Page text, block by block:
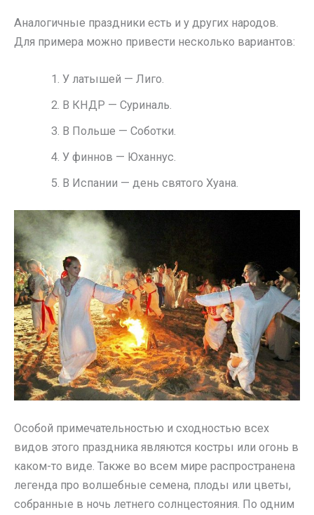
Аналогичные праздники есть и у других народов.
Для примера можно привести несколько вариантов:
У латышей — Лиго.
В КНДР — Суриналь.
В Польше — Соботки.
У финнов — Юханнус.
В Испании — день святого Хуана.
Особой примечательностью и сходностью всех
видов этого праздника являются костры или огонь в
каком-то виде. Также во всем мире распространена
легенда про волшебные семена, плоды или цветы,
собранные в ночь летнего солнцестояния. По одним